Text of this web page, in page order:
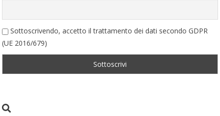
Sottoscrivendo, accetto il trattamento dei dati secondo GDPR
(UE 2016/679)